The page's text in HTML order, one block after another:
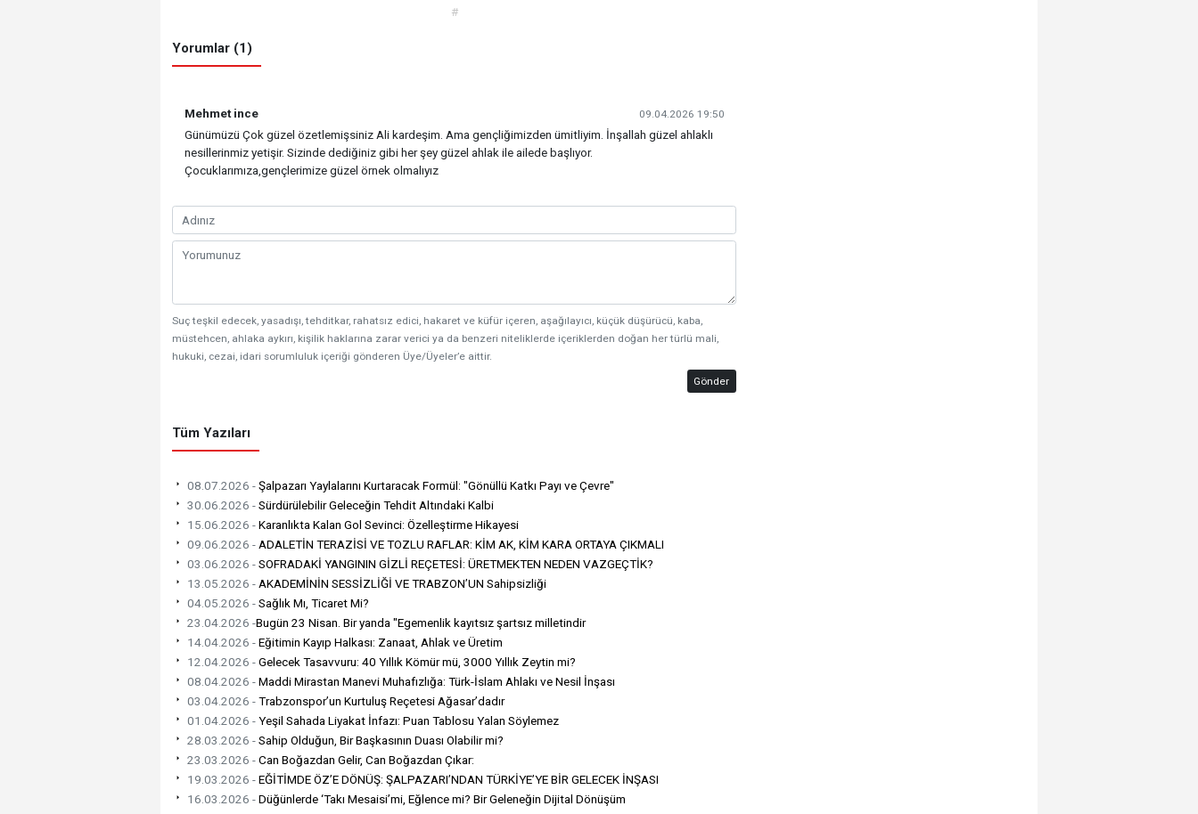
#
Yorumlar (1)
Mehmet ince 09.04.2026 19:50
Günümüzü Çok güzel özetlemişsiniz Ali kardeşim. Ama gençliğimizden ümitliyim. İnşallah güzel ahlaklı
nesillerinmiz yetişir. Sizinde dediğiniz gibi her şey güzel ahlak ile ailede başlıyor.
Çocuklarımıza,gençlerimize güzel örnek olmalıyız
Suç teşkil edecek, yasadışı, tehditkar, rahatsız edici, hakaret ve küfür içeren, aşağılayıcı, küçük düşürücü, kaba,
müstehcen, ahlaka aykırı, kişilik haklarına zarar verici ya da benzeri niteliklerde içeriklerden doğan her türlü mali,
hukuki, cezai, idari sorumluluk içeriği gönderen Üye/Üyeler’e aittir.
Gönder
Tüm Yazıları
08.07.2026 -Şalpazarı Yaylalarını Kurtaracak Formül: "Gönüllü Katkı Payı ve Çevre"
30.06.2026 -Sürdürülebilir Geleceğin Tehdit Altındaki Kalbi
15.06.2026 -Karanlıkta Kalan Gol Sevinci: Özelleştirme Hikayesi
09.06.2026 - ADALETİN TERAZİSİ VE TOZLU RAFLAR: KİM AK, KİM KARA ORTAYA ÇIKMALI
03.06.2026 -SOFRADAKİ YANGININ GİZLİ REÇETESİ: ÜRETMEKTEN NEDEN VAZGEÇTİK?
13.05.2026 - AKADEMİNİN SESSİZLİĞİ VE TRABZON’UN Sahipsizliği
04.05.2026 -Sağlık Mı, Ticaret Mi?
23.04.2026 -​Bugün 23 Nisan. Bir yanda "Egemenlik kayıtsız şartsız milletindir
14.04.2026 -Eğitimin Kayıp Halkası: Zanaat, Ahlak ve Üretim
12.04.2026 -Gelecek Tasavvuru: 40 Yıllık Kömür mü, 3000 Yıllık Zeytin mi?
08.04.2026 -Maddi Mirastan Manevi Muhafızlığa: Türk-İslam Ahlakı ve Nesil İnşası
03.04.2026 -Trabzonspor’un Kurtuluş Reçetesi Ağasar’dadır
01.04.2026 -Yeşil Sahada Liyakat İnfazı: Puan Tablosu Yalan Söylemez
28.03.2026 -Sahip Olduğun, Bir Başkasının Duası Olabilir mi?
23.03.2026 -Can Boğazdan Gelir, Can Boğazdan Çıkar:
19.03.2026 -EĞİTİMDE ÖZ’E DÖNÜŞ: ŞALPAZARI’NDAN TÜRKİYE’YE BİR GELECEK İNŞASI
16.03.2026 -Düğünlerde ‘Takı Mesaisi’mi, Eğlence mi? Bir Geleneğin Dijital Dönüşüm